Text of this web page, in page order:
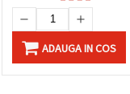
ADAUGA IN COS